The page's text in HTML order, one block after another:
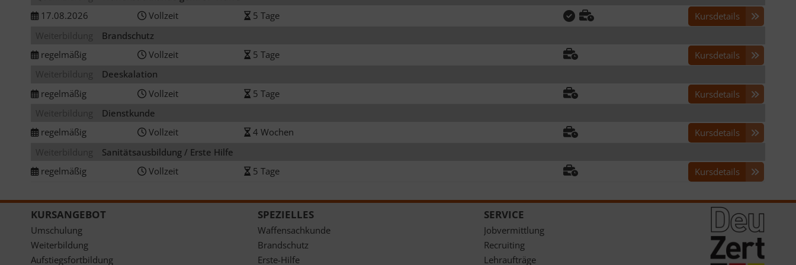
17.08.2026
Vollzeit 5 Tage
Kursdetails
Weiterbildung
Brandschutz
regelmäßig
Vollzeit 5 Tage
Kursdetails
Weiterbildung
Deeskalation
regelmäßig
Vollzeit 5 Tage
Kursdetails
Weiterbildung
Dienstkunde
regelmäßig
Vollzeit 4 Wochen
Kursdetails
Weiterbildung
Sanitätsausbildung / Erste Hilfe
regelmäßig
Vollzeit 5 Tage Kursdetails
KURSANGEBOT
Umschulung
Weiterbildung
Aufstiegsfortbildung
SPEZIELLES
Waffensachkunde
Brandschutz
Erste-Hilfe
SERVICE
Jobvermittlung
Recruiting
Lehraufträge